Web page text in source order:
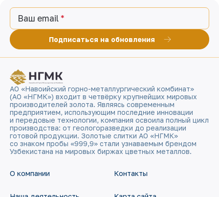
Ваш email
Подписаться на обновления
АО «Навоийский горно-металлургический комбинат»
(АО «НГМК») входит в четвёрку крупнейших мировых
производителей золота. Являясь современным
предприятием, использующим последние инновации
и передовые технологии, компания освоила полный цикл
производства: от геологоразведки до реализации
готовой продукции. Золотые слитки АО «НГМК»
со знаком пробы «999,9» стали узнаваемым брендом
Узбекистана на мировых биржах цветных металлов.
О компании Контакты